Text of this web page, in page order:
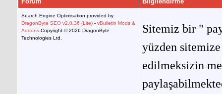
Search Engine Optimisation provided by
DragonByte SEO v2.0.36 (Lite) - vBulletin Mods &
Addons Copyright © 2026 DragonByte
Technologies Ltd.
Sitemiz bir "
yüzden
edilmeksizin